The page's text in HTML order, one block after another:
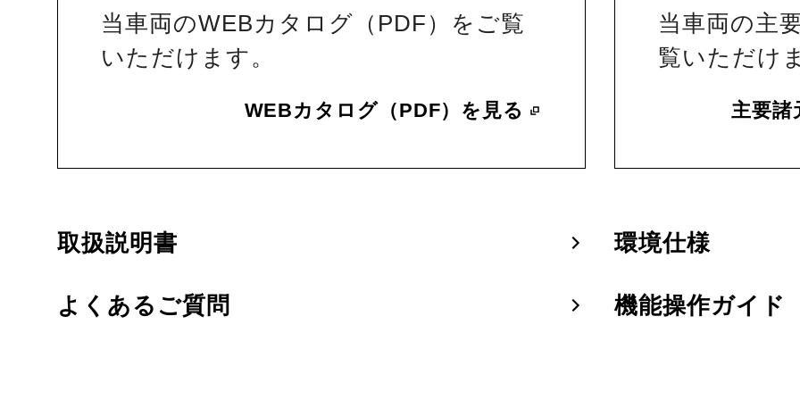
当車両のWEBカタログ（PDF）をご覧
いただけます。
WEBカタログ（PDF）を見る
当車両の主
覧いただけ
主要諸
取扱説明書 環境仕様
よくあるご質問 機能操作ガイド